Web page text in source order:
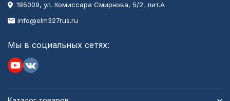
195009, ул. Комиссара Смирнова, 5/2, лит.А
info@elm327rus.ru
Мы в социальных сетях: